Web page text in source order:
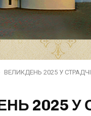
ВЕЛИКДЕНЬ 2025 У СТРАДЧІ
2025 У